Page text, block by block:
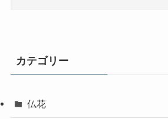
カテゴリー
仏花